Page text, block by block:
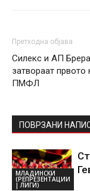
Претходна објава
Силекс и АП
затвораат првото
ПМФЛ
ПОВРЗАНИ
МЛАДИНСКИ
(РЕПРЕЗЕНТАЦИИ
| ЛИГИ)